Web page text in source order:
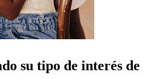
su tipo de interés de